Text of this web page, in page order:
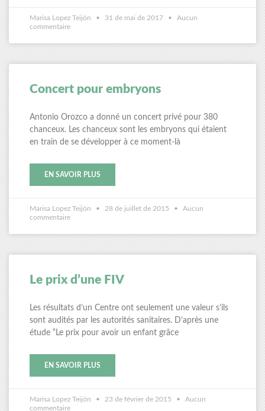
Marisa Lopez Teijón 31 de mai de 2017
Aucun
commentaire
Concert pour embryons
Antonio Orozco a donné un concert privé pour 380
chanceux. Les chanceux sont les embryons qui étaient
en train de se développer à ce moment-là
EN SAVOIR PLUS
Marisa Lopez Teijón 28 de juillet de 2015
Aucun
commentaire
Le prix d’une FIV
Les résultats d’un Centre ont seulement une valeur s’ils
sont audités par les autorités sanitaires. D’après une
étude “Le prix pour avoir un enfant grâce
EN SAVOIR PLUS
Marisa Lopez Teijón 23 de février de 2015
Aucun
commentaire